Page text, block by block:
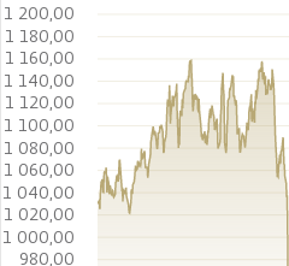
980,00
1 000,00
1 020,00
1 040,00
1 060,00
1 080,00
1 100,00
1 120,00
1 140,00
1 160,00
1 180,00
1 200,00